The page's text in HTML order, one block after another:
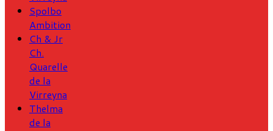
Spolbo
Ambition
Ch & Jr
Ch.
Quarelle
de la
Virreyna
Thelma
de la